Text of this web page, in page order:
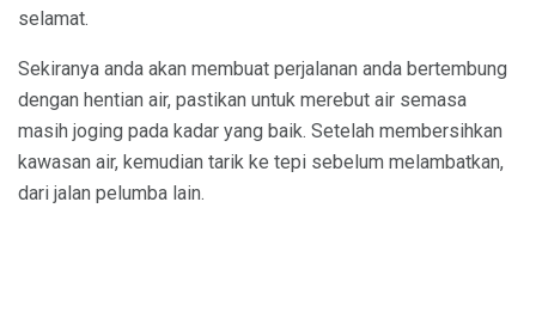
selamat.
Sekiranya anda akan membuat perjalanan anda bertembung
dengan hentian air, pastikan untuk merebut air semasa
masih joging pada kadar yang baik. Setelah membersihkan
kawasan air, kemudian tarik ke tepi sebelum melambatkan,
dari jalan pelumba lain.